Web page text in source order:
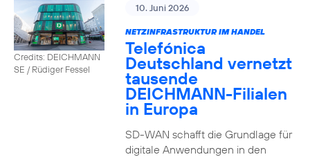
Credits: DEICHMANN
SE / Rüdiger Fessel
10. Juni 2026
NETZINFRASTRUKTUR IM HANDEL
Telefónica
Deutschland vernetzt
tausende
DEICHMANN-Filialen
in Europa
SD-WAN schafft die Grundlage für
digitale Anwendungen in den